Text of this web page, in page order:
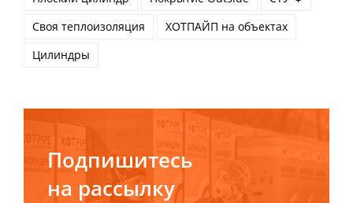
Своя теплоизоляция
ХОТПАЙП на объектах
Цилиндры
Подпишитесь
на рассылку